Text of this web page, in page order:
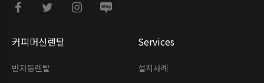
커피머신렌탈
반자동렌탈
Services
설치사례